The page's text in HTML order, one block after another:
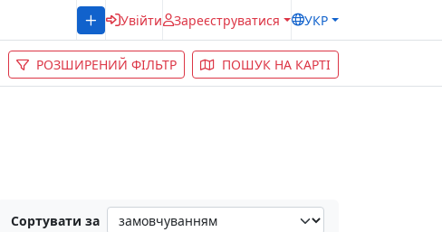
Увійти Зареєструватися УКР
РОЗШИРЕНИЙ ФІЛЬТР ПОШУК НА КАРТІ
Сортувати за